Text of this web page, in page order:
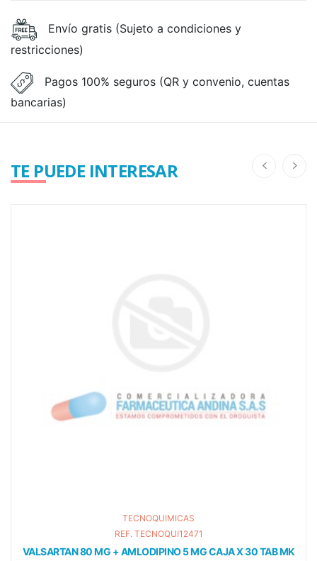
Envío gratis (Sujeto a condiciones y
restricciones)
Pagos 100% seguros (QR y convenio, cuentas
bancarias)
TE PUEDE INTERESAR
+ AMLODIPINO 5 MG CAJA X 30 TAB MK